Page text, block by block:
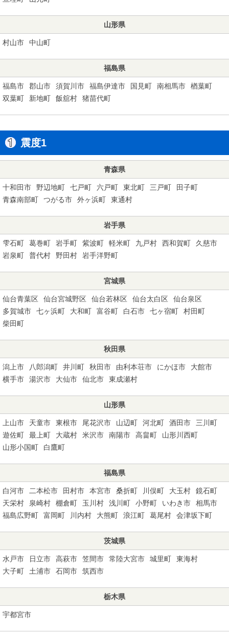
山形県
村山市 中山町
福島県
福島市 郡山市 須賀川市 福島伊達市 国見町 南相馬市
楢葉町
双葉町
新地町 飯舘村 猪苗代町
震度1
青森県
十和田市 野辺地町 七戸町 六戸町 東北町 三戸町
田子町
青森南部町
つがる市 外ヶ浜町 東通村
岩手県
雫石町 葛巻町 岩手町 紫波町 軽米町 九戸村 西和賀町
久慈市
岩泉町
普代村 野田村 岩手洋野町
宮城県
仙台青葉区 仙台宮城野区 仙台若林区 仙台太白区
仙台泉区
多賀城市
七ヶ浜町 大和町 富谷町 白石市 七ヶ宿町
村田町
柴田町
秋田県
潟上市 八郎潟町 井川町 秋田市 由利本荘市 にかほ市
大館市
横手市
湯沢市 大仙市 仙北市 東成瀬村
山形県
上山市 天童市 東根市 尾花沢市 山辺町 河北町 酒田市
三川町
遊佐町
最上町 大蔵村 米沢市 南陽市 高畠町
山形川西町
山形小国町
白鷹町
福島県
白河市 二本松市 田村市 本宮市 桑折町 川俣町 大玉村
鏡石町
天栄村
泉崎村 棚倉町 玉川村 浅川町 小野町 いわき市
相馬市
福島広野町
富岡町 川内村 大熊町 浪江町 葛尾村 会津坂下町
茨城県
水戸市 日立市 高萩市 笠間市 常陸大宮市 城里町
東海村
大子町
土浦市 石岡市 筑西市
栃木県
宇都宮市